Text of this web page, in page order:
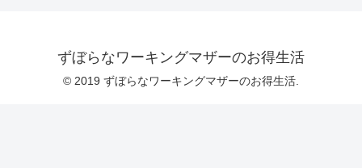
ずぼらなワーキングマザーのお得生活
© 2019 ずぼらなワーキングマザーのお得生活.